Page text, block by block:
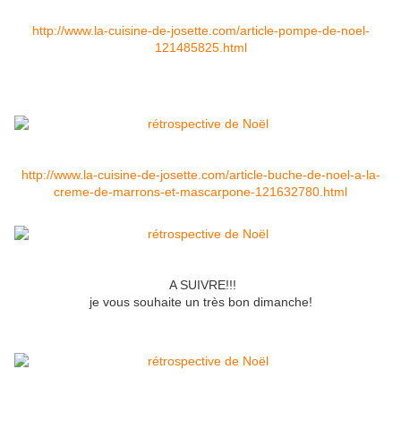
http://www.la-cuisine-de-josette.com/article-pompe-de-noel-
121485825.html
http://www.la-cuisine-de-josette.com/article-buche-de-noel-a-la-
creme-de-marrons-et-mascarpone-121632780.html
A SUIVRE!!!
je vous souhaite un très bon dimanche!